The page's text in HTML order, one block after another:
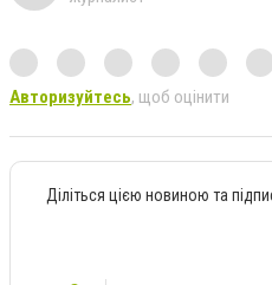
Авторизуйтесь, щоб оцінити
Діліться цією новиною та